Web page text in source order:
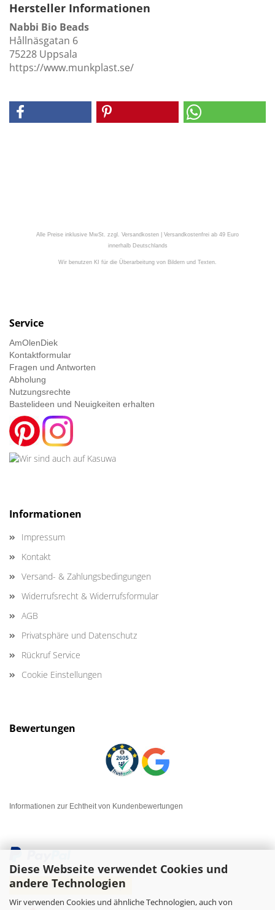
Diese Webseite verwendet Cookies und
andere Technologien
Wir verwenden Cookies und ähnliche Technologien, auch von
Hersteller Informationen
Nabbi Bio Beads
Hållnäsgatan 6
75228 Uppsala
https://www.munkplast.se/
Alle Preise inklusive MwSt. zzgl. Versandkosten | Versandkostenfrei ab 49 Euro
innerhalb Deutschlands
Wir benutzen KI für die Überarbeitung von Bildern und Texten.
Service
AmOlenDiek
Kontaktformular
Fragen und Antworten
Abholung
Nutzungsrechte
Bastelideen und Neuigkeiten erhalten
Informationen
Impressum
Kontakt
Versand- & Zahlungsbedingungen
Widerrufsrecht & Widerrufsformular
AGB
Privatsphäre und Datenschutz
Rückruf Service
Cookie Einstellungen
Bewertungen
Informationen zur Echtheit von Kundenbewertungen